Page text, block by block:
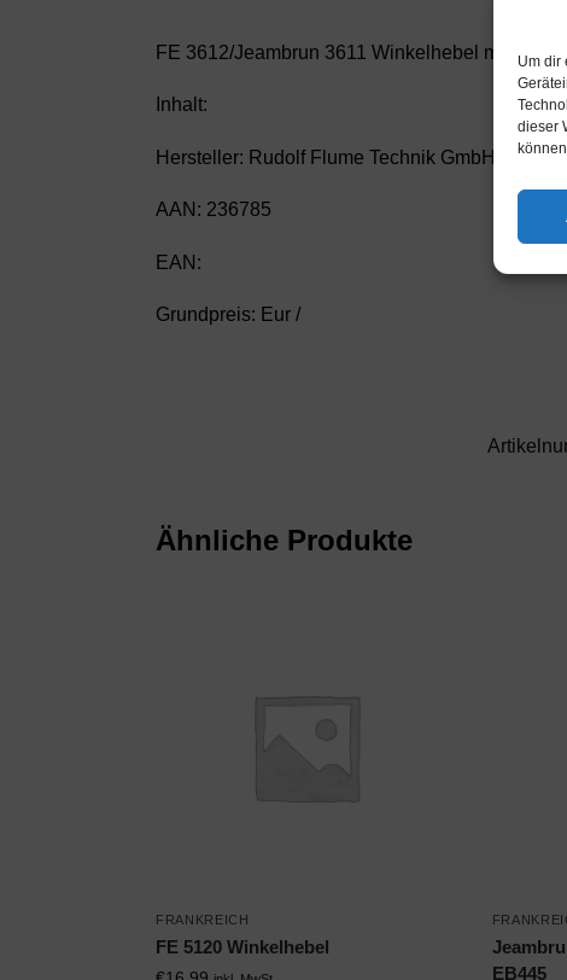
Um dir
dieser
FE 3612/Jeambrun 3611 Winkelhebel mit
Inhalt:
Hersteller: Rudolf Flume Technik GmbH
AAN: 236785
EAN:
Grundpreis: Eur /
Ähnliche Produkte
FRANKREICH
FE 5120 Winkelhebel
EB445